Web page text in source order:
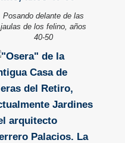
Posando delante de las
jaulas de los felino, años
40-50